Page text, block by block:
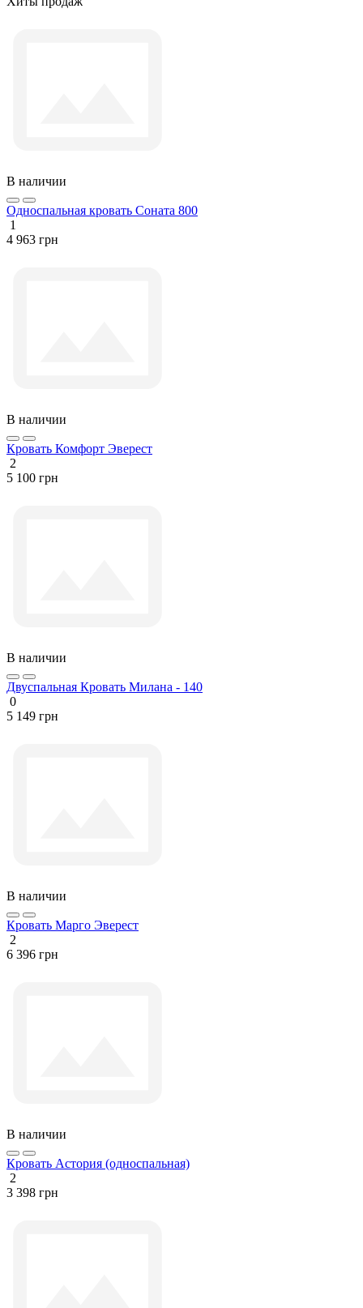
В наличии
Односпальная кровать Соната 800
1
4 963 грн
В наличии
Кровать Комфорт Эверест
2
5 100 грн
В наличии
Двуспальная Кровать Милана - 140
0
5 149 грн
В наличии
Кровать Марго Эверест
2
6 396 грн
В наличии
Кровать Астория (односпальная)
2
3 398 грн